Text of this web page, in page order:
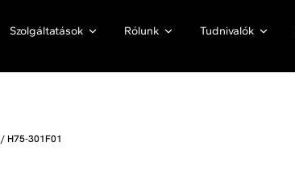
Szolgáltatások Rólunk Tudnivalók
/H75-301F01